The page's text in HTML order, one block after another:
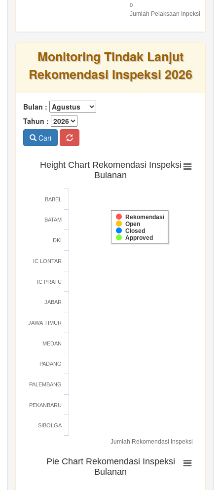
Jumlah Pelaksaan Inpeksi
0
Monitoring Tindak Lanjut
Rekomendasi Inspeksi 2026
Bulan :
Tahun :
Cari
Jumlah Rekomendasi Inspeksi
Height Chart Rekomendasi Inspeksi
Bulanan
Rekomendasi
Open
Closed
Approved
BABEL
BATAM
DKI
IC LONTAR
IC PRATU
JABAR
JAWA TIMUR
MEDAN
PADANG
PALEMBANG
PEKANBARU
SIBOLGA
Pie Chart Rekomendasi Inspeksi
Bulanan